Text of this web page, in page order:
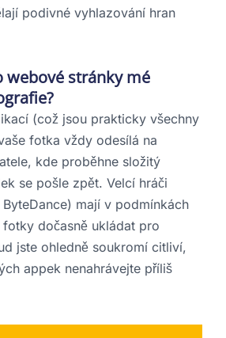
podivné vyhlazování hran
webové stránky mé
(což jsou prakticky všechny
fotka vždy odesílá na
kde proběhne složitý
se pošle zpět. Velcí hráči
mají v podmínkách
dočasně ukládat pro
jste ohledně soukromí citliví,
appek nenahrávejte příliš